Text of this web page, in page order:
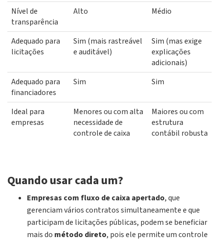
Nível de
transparência
Alto Médio
Adequado para
licitações
Sim (mais rastreável
e auditável)
Sim (mas exige
explicações
adicionais)
Adequado para
financiadores
Sim Sim
Ideal para
empresas
Menores ou com alta
necessidade de
controle de caixa
Maiores ou com
estrutura
contábil robusta
Quando usar cada um?
Empresas com fluxo de caixa apertado, que
gerenciam vários contratos simultaneamente e que
participam de licitações públicas, podem se beneficiar
mais do método direto, pois ele permite um controle